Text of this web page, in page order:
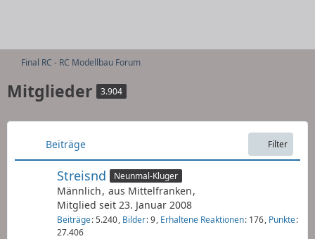
Final RC - RC Modellbau Forum
Mitglieder 3.904
Beiträge Filter
Streisnd Neunmal-Kluger
Männlich aus Mittelfranken
Mitglied seit 23. Januar 2008
Beiträge 5.240 Bilder 9 Erhaltene Reaktionen 176 Punkte
27.406